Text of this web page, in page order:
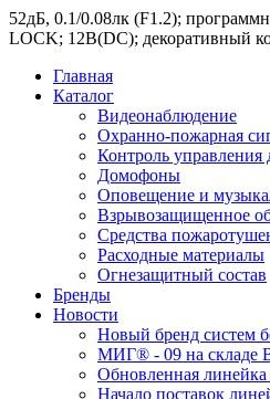
52дБ, 0.1/0.08лк (F1.2);
LOCK; 12В(DC); декоративный
Главная
Каталог
Видеонаблюдение
Охранно-пожарная
Контроль управления
Домофоны
Оповещение и
Взрывозащищенное
Средства
Расходные материалы
Огнезащитный состав
Бренды
Новости
Новый бренд систем
МИГ® - 09 на
Обновленная
Начало поставок